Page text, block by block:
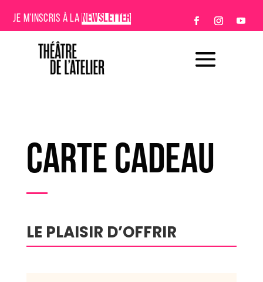
JE M’INSCRIS À LA NEWSLETTER
CARTE CADEAU
LE PLAISIR D’OFFRIR